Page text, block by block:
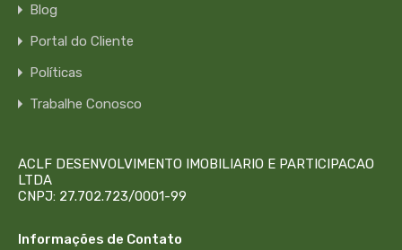
Blog
Portal do Cliente
Políticas
Trabalhe Conosco
ACLF DESENVOLVIMENTO IMOBILIARIO E PARTICIPACAO
LTDA
CNPJ: 27.702.723/0001-99
Informações de Contato